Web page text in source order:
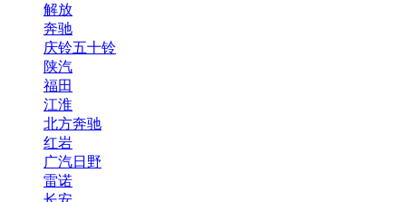
解放
奔驰
庆铃五十铃
陕汽
福田
江淮
北方奔驰
红岩
广汽日野
雷诺